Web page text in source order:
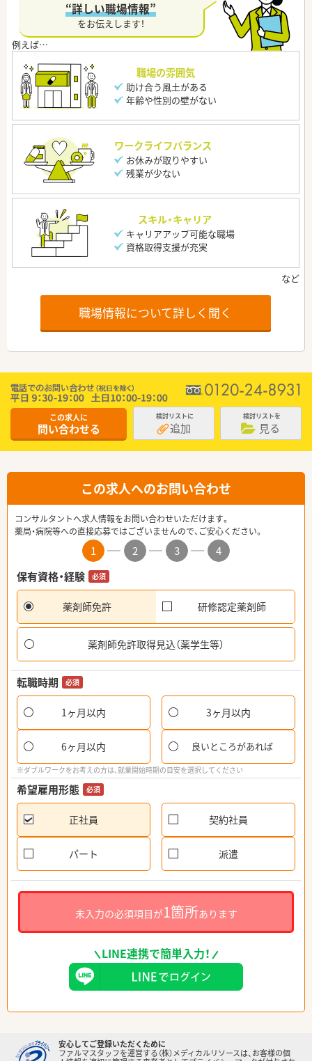
“詳しい職場情報”
をお伝えします！
職場の雰囲気
助け合う風土がある
年齢や性別の壁がない
ワークライフバランス
お休みが取りやすい
残業が少ない
スキル・キャリア
キャリアアップ可能な職場
資格取得支援が充実
職場情報について詳しく聞く
この求人に
問い合わせる
検討リストに
追加
検討リストを
見る
この求人へのお問い合わせ
コンサルタントへ求人情報をお問い合わせいただけます。
薬局・病院等への直接応募ではございませんので、ご安心ください。
1 2 3
4
保有資格・経験
必須
薬剤師免許 研修認定薬剤師
薬剤師免許取得見込（薬学生等）
転職時期 必須
1ヶ月以内 3ヶ月以内
6ヶ月以内 良いところがあれば
※ダブルワークをお考えの方は、就業開始時期の目安を選択してください
希望雇用形態 必須
正社員 契約社員
パート 派遣
未入力の必須項目が1箇所あります
LINE連携で簡単入力！
安心してご登録いただくために
ファルマスタッフを運営する（株）メディカルリソースは、お客様の個